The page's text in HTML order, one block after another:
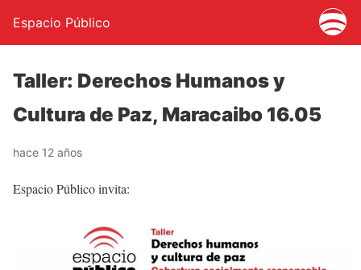
Espacio Público
Taller: Derechos Humanos y
Cultura de Paz, Maracaibo 16.05
hace 12 años
Espacio Público invita: